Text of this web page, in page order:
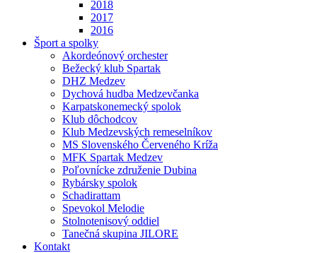
2018
2017
2016
Šport a spolky
Akordeónový orchester
Bežecký klub Spartak
DHZ Medzev
Dychová hudba Medzevčanka
Karpatskonemecký spolok
Klub dôchodcov
Klub Medzevských remeselníkov
MS Slovenského Červeného Kríža
MFK Spartak Medzev
Poľovnícke združenie Dubina
Rybársky spolok
Schadirattam
Spevokol Melodie
Stolnotenisový oddiel
Tanečná skupina JILORE
Kontakt